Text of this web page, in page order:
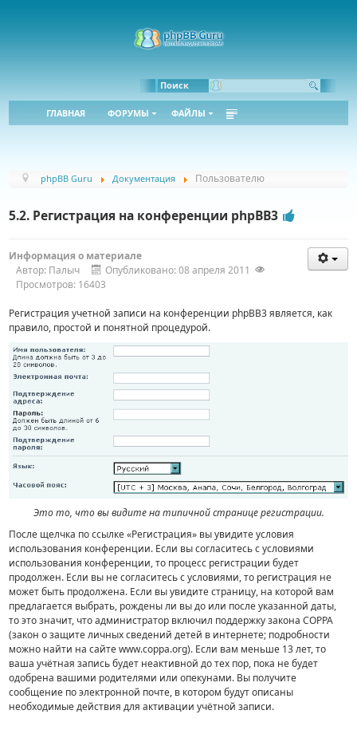
Поиск
ГЛАВНАЯ ФОРУМЫ ФАЙЛЫ
phpBB Guru Документация Пользователю
5.2. Регистрация на конференции phpBB3
Информация о материале
Автор: Палыч
Опубликовано: 08 апреля 2011
Просмотров: 16403
Регистрация учетной записи на конференции phpBB3 является, как
правило, простой и понятной процедурой.
Это то, что вы видите на типичной странице регистрации.
После щелчка по ссылке «Регистрация» вы увидите условия
использования конференции. Если вы согласитесь с условиями
использования конференции, то процесс регистрации будет
продолжен. Если вы не согласитесь с условиями, то регистрация не
может быть продолжена. Если вы увидите страницу, на которой вам
предлагается выбрать, рождены ли вы до или после указанной даты,
то это значит, что администратор включил поддержку закона COPPA
(закон о защите личных сведений детей в интернете; подробности
можно найти на сайте www.coppa.org). Если вам меньше 13 лет, то
ваша учётная запись будет неактивной до тех пор, пока не будет
одобрена вашими родителями или опекунами. Вы получите
сообщение по электронной почте, в котором будут описаны
необходимые действия для активации учётной записи.